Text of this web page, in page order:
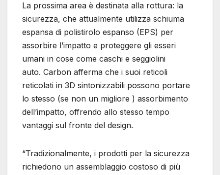
La prossima area è destinata alla rottura: la
sicurezza, che attualmente utilizza schiuma
espansa di polistirolo espanso (EPS) per
assorbire l’impatto e proteggere gli esseri
umani in cose come caschi e seggiolini
auto. Carbon afferma che i suoi reticoli
reticolati in 3D sintonizzabili possono portare
lo stesso (se non un migliore ) assorbimento
dell’impatto, offrendo allo stesso tempo
vantaggi sul fronte del design.
“Tradizionalmente, i prodotti per la sicurezza
richiedono un assemblaggio costoso di più